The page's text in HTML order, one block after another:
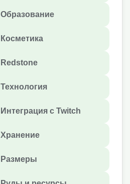
Образование
Косметика
Redstone
Технология
Интеграция с Twitch
Хранение
Размеры